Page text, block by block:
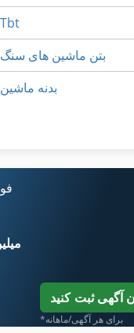
Tbt
بتن ماشین های سنگ
بدنه ماشین
۱۱
آگهی ثبت کنید
*برای هر آگهی/ماهانه